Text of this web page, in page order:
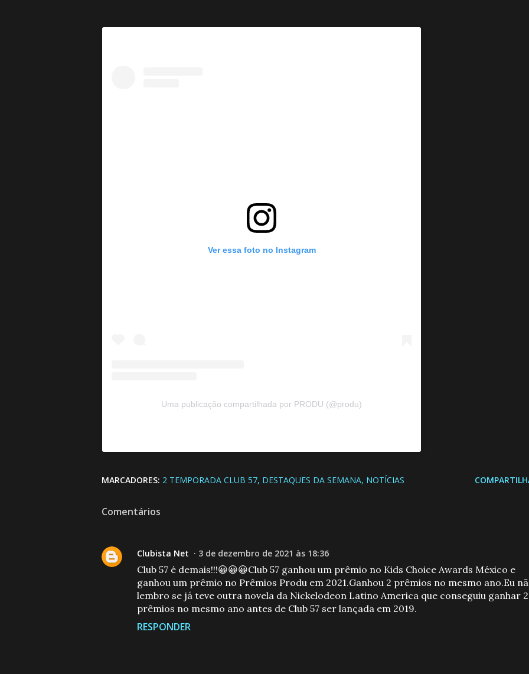
Ver essa foto no Instagram
Uma publicação compartilhada por PRODU (@produ)
MARCADORES: 2 TEMPORADA CLUB 57 DESTAQUES DA SEMANA NOTÍCIAS
Comentários
Clubista Net 3 de dezembro de 2021 às 18:36
Club 57 é demais!!!😀😀😀Club 57 ganhou um prêmio no Kids Choice Awards México e
ganhou um prêmio no Prêmios Produ em 2021.Ganhou 2 prêmios no mesmo ano.Eu
lembro se já teve outra novela da Nickelodeon Latino America que conseguiu ganhar 2
prêmios no mesmo ano antes de Club 57 ser lançada em 2019.
RESPONDER